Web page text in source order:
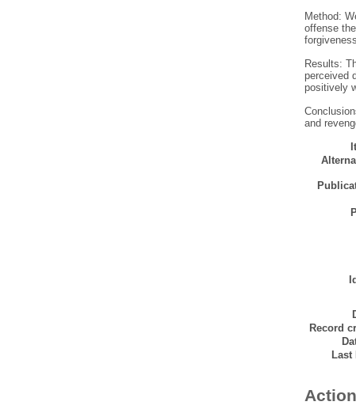
Method:
offense
Results:
perceived
positively
and
Record
Last